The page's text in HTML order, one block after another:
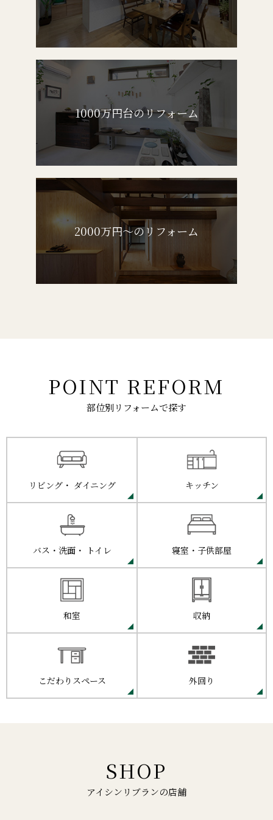
1000万円台のリフォーム
2000万円～のリフォーム
POINT REFORM
部位別リフォームで探す
リビング・ ダイニング キッチン
バス・洗面・ トイレ 寝室・子供部屋
和室 収納
こだわりスペース 外回り
SHOP
アイシンリブランの店舗